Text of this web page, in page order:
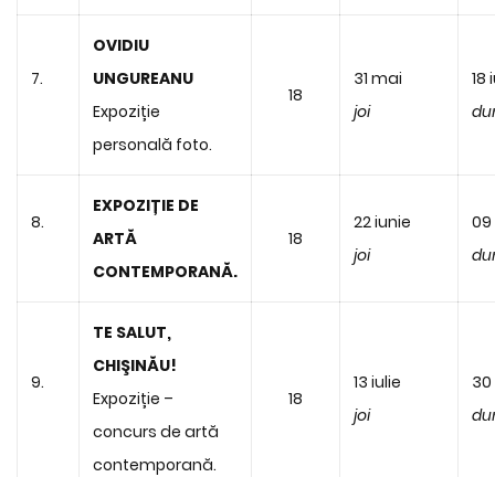
7.
OVIDIU
UNGUREANU
Expoziție
personală foto.
18
31 mai
joi
18
8.
EXPOZIȚIE DE
ARTĂ
CONTEMPORANĂ.
18
22 iunie
joi
09
9.
TE SALUT,
CHIŞINĂU!
Expoziție –
concurs de artă
contemporană.
18
13 iulie
joi
30